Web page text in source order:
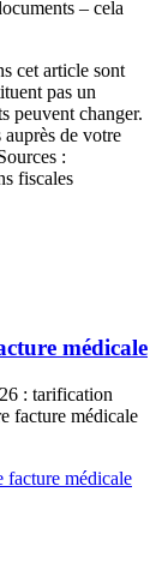
– cela
cet article sont
pas un
peuvent changer.
de votre
:
fiscales
médicale
: tarification
facture médicale
médicale